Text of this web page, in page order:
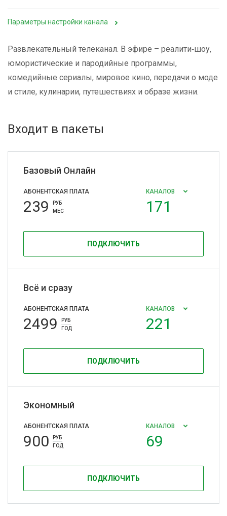
Параметры настройки канала
Развлекательный телеканал. В эфире – реалити‑шоу,
юмористические и пародийные программы,
комедийные сериалы, мировое кино, передачи о моде
и стиле, кулинарии, путешествиях и образе жизни.
Входит в пакеты
Базовый Онлайн
АБОНЕНТСКАЯ ПЛАТА
239
РУБ
МЕС
КАНАЛОВ
171
ПОДКЛЮЧИТЬ
Всё и сразу
АБОНЕНТСКАЯ ПЛАТА
2499
РУБ
ГОД
КАНАЛОВ
221
ПОДКЛЮЧИТЬ
Экономный
АБОНЕНТСКАЯ ПЛАТА
900
РУБ
ГОД
КАНАЛОВ
69
ПОДКЛЮЧИТЬ